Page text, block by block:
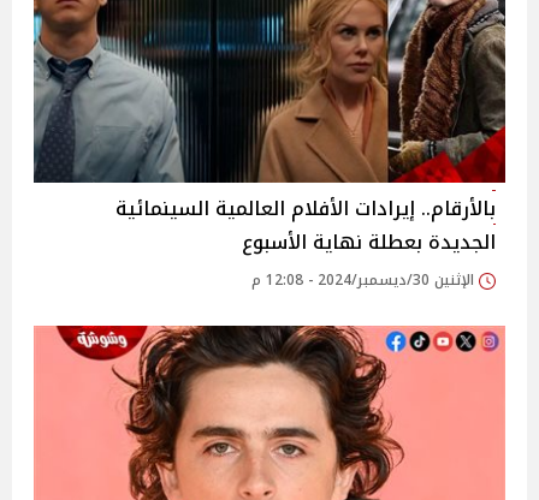
بالأرقام.. إيرادات الأفلام العالمية السينمائية
الجديدة بعطلة نهاية الأسبوع
الإثنين 30/ديسمبر/2024 - 12:08 م